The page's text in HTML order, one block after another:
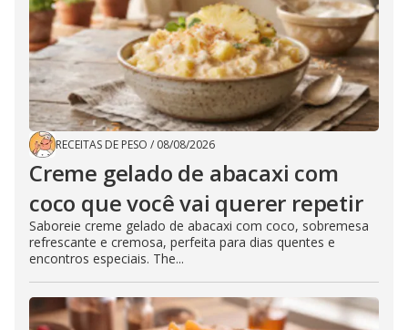
RECEITAS DE PESO / 08/08/2026
Creme gelado de abacaxi com
coco que você vai querer repetir
Saboreie creme gelado de abacaxi com coco, sobremesa
refrescante e cremosa, perfeita para dias quentes e
encontros especiais. The...